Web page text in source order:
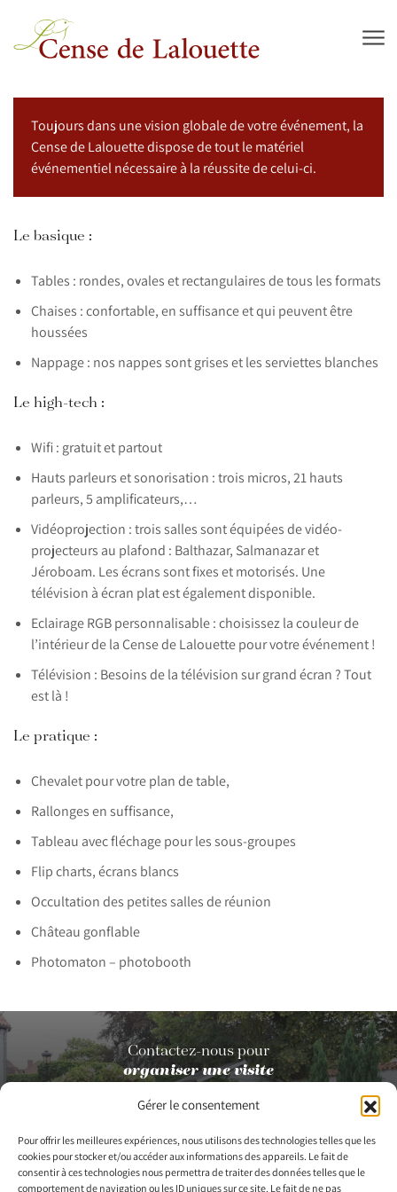
Gérer le consentement
Pour offrir les meilleures expériences, nous utilisons des technologies telles que les
cookies pour stocker et/ou accéder aux informations des appareils. Le fait de
consentir à ces technologies nous permettra de traiter des données telles que le
comportement de navigation ou les ID uniques sur ce site. Le fait de ne pas
Toujours dans une vision globale de votre événement, la
Cense de Lalouette dispose de tout le matériel
événementiel nécessaire à la réussite de celui-ci.
Le basique :
Tables : rondes, ovales et rectangulaires de tous les formats
Chaises : confortable, en suffisance et qui peuvent être
houssées
Nappage : nos nappes sont grises et les serviettes blanches
Le high-tech :
Wifi : gratuit et partout
Hauts parleurs et sonorisation : trois micros, 21 hauts
parleurs, 5 amplificateurs,…
Vidéoprojection : trois salles sont équipées de vidéo-
projecteurs au plafond : Balthazar, Salmanazar et
Jéroboam. Les écrans sont fixes et motorisés. Une
télévision à écran plat est également disponible.
Eclairage RGB personnalisable : choisissez la couleur de
l’intérieur de la Cense de Lalouette pour votre événement !
Télévision : Besoins de la télévision sur grand écran ? Tout
est là !
Le pratique :
Chevalet pour votre plan de table,
Rallonges en suffisance,
Tableau avec fléchage pour les sous-groupes
Flip charts, écrans blancs
Occultation des petites salles de réunion
Château gonflable
Photomaton – photobooth
Contactez-nous pour
organiser une visite
Contactez-nous